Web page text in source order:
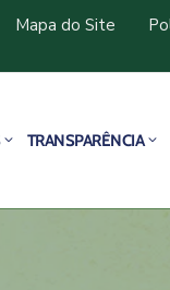
Mapa do Site
TRANSPARÊNCIA